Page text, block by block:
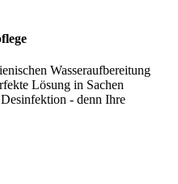
Wasseraufbereitung
Lösung in Sachen
- denn Ihre